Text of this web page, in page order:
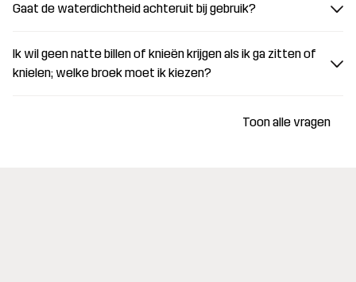
Gaat de waterdichtheid achteruit bij gebruik?
Ik wil geen natte billen of knieën krijgen als ik ga zitten of
knielen; welke broek moet ik kiezen?
Toon alle vragen